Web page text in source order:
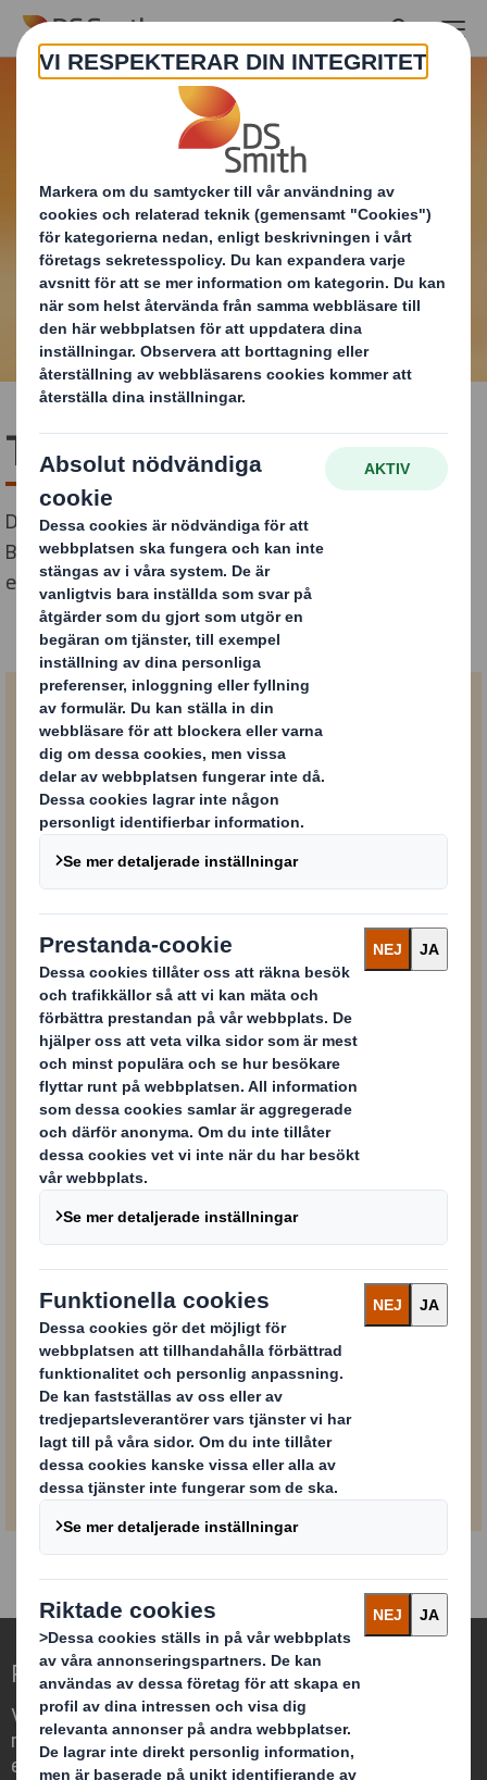
Skip to main content
Tape Back
Du kan bläddra i produktbroschyren DS Smith Tape
Back elektroniskt här eller ladda ner den till din egen
enhet.
Ladda ner broschyren
Du kan bläddra i produktbroschyren DS Smith
Tape Back elektroniskt här eller ladda ner
den till din egen dator.
Innehåll blockerat
För att kunna se detta innehåll måste du godkänna ”prestanda”-kakor
Powered by
Ladda ner broschyren här
Redefining Packaging for a Changing World
Vi differentierar oss genom att se
möjligheten för förpackningar att spela
en viktig roll i vår omvärld.